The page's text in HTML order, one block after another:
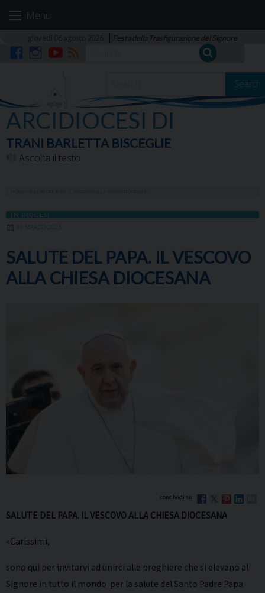
Menu
Festa della Trasfigurazione del Signore
Search
ARCIDIOCESI DI
TRANI BARLETTA BISCEGLIE
Ascolta il testo
IN DIOCESI
30 MARZO 2023
SALUTE DEL PAPA. IL VESCOVO
ALLA CHIESA DIOCESANA
SALUTE DEL PAPA. IL VESCOVO ALLA CHIESA DIOCESANA
«Carissimi,
sono qui per invitarvi ad unirci alle preghiere che si elevano al
Signore in tutto il mondo per la salute del Santo Padre Papa